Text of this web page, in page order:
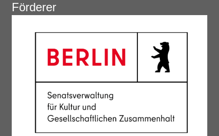
Förderer